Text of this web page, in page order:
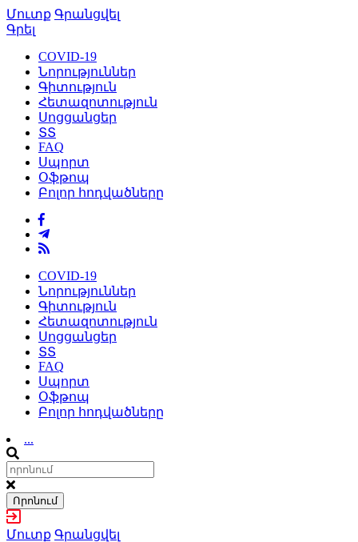
Մուտք Գրանցվել
Գրել
COVID-19
Նորություններ
Գիտություն
Հետազոտություն
Սոցցանցեր
ՏՏ
FAQ
Սպորտ
Օֆթոպ
Բոլոր հոդվածները
COVID-19
Նորություններ
Գիտություն
Հետազոտություն
Սոցցանցեր
ՏՏ
FAQ
Սպորտ
Օֆթոպ
Բոլոր հոդվածները
...
Որոնում
Մուտք Գրանցվել